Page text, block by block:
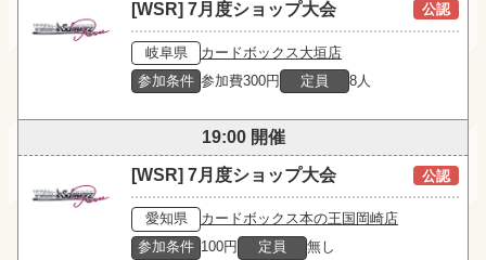
[WSR] 7月度ショップ大会 公認
岐阜県
カードボックス大垣店
参加条件 参加費300円 定員 8人
19:00 開催
[WSR] 7月度ショップ大会 公認
愛知県
カードボックス本の王国岡崎店
参加条件 100円 定員 無し